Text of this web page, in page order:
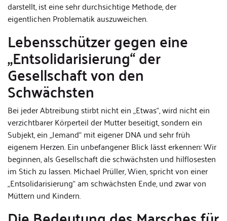
darstellt, ist eine sehr durchsichtige Methode, der
eigentlichen Problematik auszuweichen.
Lebensschützer gegen eine
„Entsolidarisierung“ der
Gesellschaft von den
Schwächsten
Bei jeder Abtreibung stirbt nicht ein „Etwas“, wird nicht ein
verzichtbarer Körperteil der Mutter beseitigt, sondern ein
Subjekt, ein „Jemand“ mit eigener DNA und sehr früh
eigenem Herzen. Ein unbefangener Blick lässt erkennen: Wir
beginnen, als Gesellschaft die schwächsten und hilflosesten
im Stich zu lassen. Michael Prüller, Wien, spricht von einer
„Entsolidarisierung“ am schwächsten Ende, und zwar von
Müttern und Kindern.